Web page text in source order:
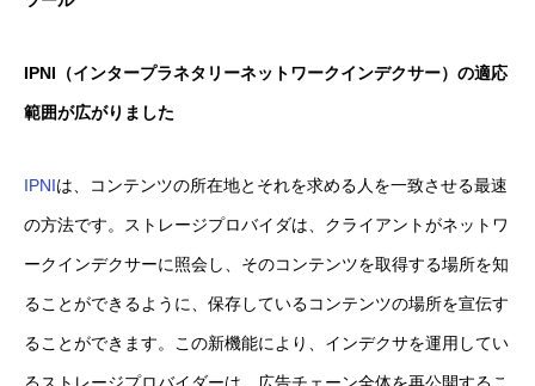
IPNI（インタープラネタリーネットワークインデクサー）の適応
範囲が広がりました
IPNIは、コンテンツの所在地とそれを求める人を一致させる最速
の方法です。ストレージプロバイダは、クライアントがネットワ
ークインデクサーに照会し、そのコンテンツを取得する場所を知
ることができるように、保存しているコンテンツの場所を宣伝す
ることができます。この新機能により、インデクサを運用してい